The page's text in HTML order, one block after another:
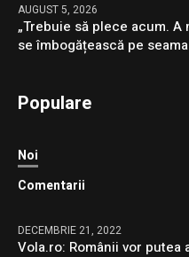
AUGUST 5, 2026
„Trebuie să plece acum.
se îmbogățească pe
Populare
Noi
Comentarii
DECEMBRIE 21, 2022
Vola.ro: Românii vor